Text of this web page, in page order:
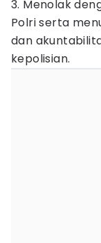
3. Menolak
Polri serta
dan
kepolisian.